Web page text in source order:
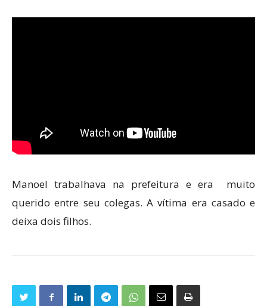
Manoel trabalhava na prefeitura e era muito
querido entre seu colegas. A vítima era casado e
deixa dois filhos.